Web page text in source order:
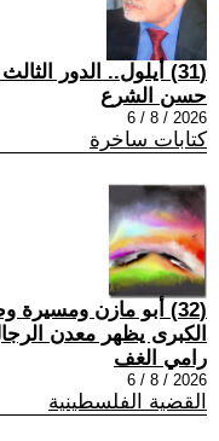
(31) أيلول.. الدور الثالث والغش العلني
حسن الشرع
2026 / 8 / 6
كتابات ساخرة
(32) أبو مازن
الكبرى يظهر معدن
رامي الغف
2026 / 8 / 6
القضية الفلسطينية